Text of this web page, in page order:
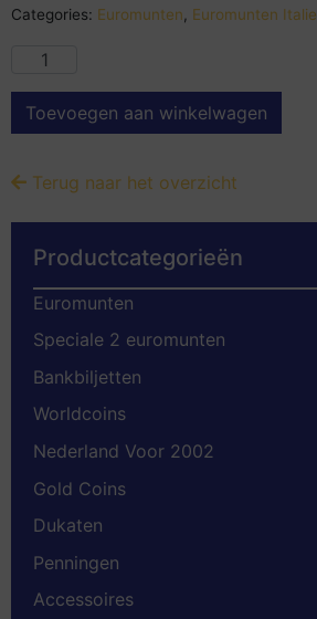
Categories: Euromunten Euromunten Italie
Toevoegen aan winkelwagen
Terug naar het overzicht
Productcategorieën
Euromunten
Speciale 2 euromunten
Bankbiljetten
Worldcoins
Nederland Voor 2002
Gold Coins
Dukaten
Penningen
Accessoires